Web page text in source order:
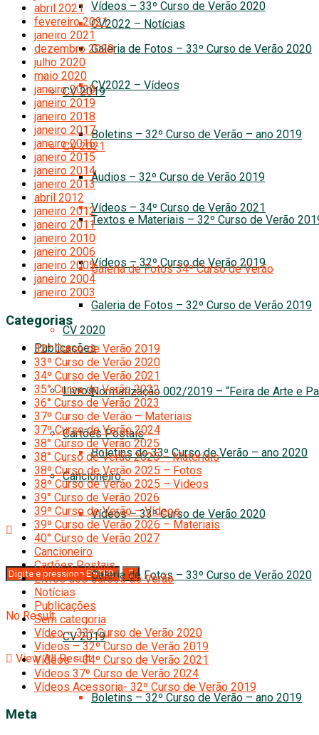
Vídeos – 33º Curso de Verão 2020
Galeria de Fotos – 33º Curso de Verão 2020
CV 2019
Boletins – 32º Curso de Verão – ano 2019
Áudios – 32º Curso de Verão 2019
Textos e Materiais – 32º Curso de Verão
Vídeos – 32º Curso de Verão 2019
Galeria de Fotos – 32º Curso de Verão 2019
Publicações
Livros
Cartões Postais
Cancioneiro
No Result
View All Result
CV2022 – Notícias
CV2022 – Vídeos
CV 2021
Vídeos – 34º Curso de Verão 2021
Galeria de Fotos 34º Curso de Verão
CV 2020
Normatização 002/2019 – “Feira de Arte e
Boletins do 33º Curso de Verão – ano 2020
Vídeos – 33º Curso de Verão 2020
Galeria de Fotos – 33º Curso de Verão 2020
CV 2019
Boletins – 32º Curso de Verão – ano 2019
abril 2021
fevereiro 2021
janeiro 2021
dezembro 2020
julho 2020
maio 2020
janeiro 2020
janeiro 2019
janeiro 2018
janeiro 2017
janeiro 2016
janeiro 2015
janeiro 2014
janeiro 2013
abril 2012
janeiro 2012
janeiro 2011
janeiro 2010
janeiro 2006
janeiro 2005
janeiro 2004
janeiro 2003
Categorias
32º Curso de Verão 2019
33º Curso de Verão 2020
34º Curso de Verão 2021
35° Curso de Verão 2022
36° Curso de Verão 2023
37º Curso de Verão – Materiais
37º Curso de Verão 2024
38° Curso de Verão 2025
38° Curso de Verão 2025 – Materiais
38º Curso de Verão 2025 – Fotos
38º Curso de Verão 2025 – Videos
39° Curso de Verão 2026
39º Curso de Verão – Vídeos
39º Curso de Verão 2026 – Materiais
40° Curso de Verão 2027
Cancioneiro
Cartões Postais
Livros dos Cursos de Verão
Notícias
Publicações
Sem categoria
Vídeo – 33º Curso de Verão 2020
Vídeos – 32º Curso de Verão 2019
Vídeos – 34º Curso de Verão 2021
Vídeos 37º Curso de Verão 2024
Vídeos Acessoria- 32º Curso de Verão 2019
Meta